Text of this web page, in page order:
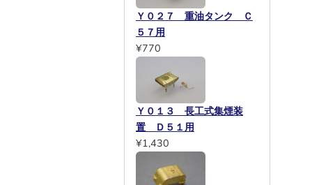
Ｙ０２７ 重油タンク Ｃ
５７用
¥770
Ｙ０１３ 長工式集煙装
置 Ｄ５１用
¥1,430